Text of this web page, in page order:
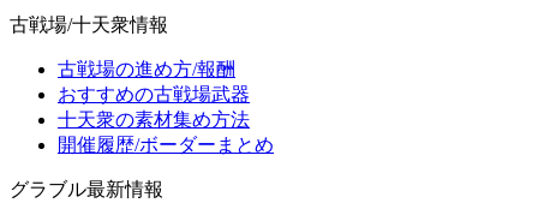
古戦場/十天衆情報
古戦場の進め方/報酬
おすすめの古戦場武器
十天衆の素材集め方法
開催履歴/ボーダーまとめ
グラブル最新情報